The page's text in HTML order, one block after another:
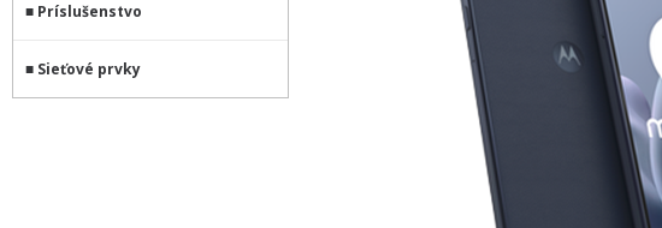
Príslušenstvo
Sieťové prvky